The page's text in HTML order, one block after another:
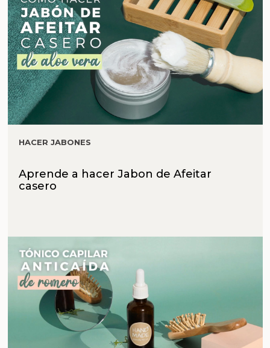
HACER JABONES
Aprende a hacer Jabon de Afeitar
casero